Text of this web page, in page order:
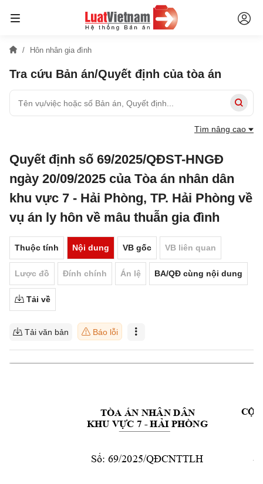
Hôn nhân gia đình
Tra cứu Bản án/Quyết định của tòa án
Tìm nâng cao
Quyết định số 69/2025/QĐST-HNGĐ
ngày 20/09/2025 của Tòa án nhân dân
khu vực 7 - Hải Phòng, TP. Hải Phòng về
vụ án ly hôn về mâu thuẫn gia đình
Thuộc tính Nội dung VB gốc VB liên quan
Lược đồ Đính chính Án lệ BA/QĐ cùng nội dung
Tải về
Tải văn bản Báo lỗi
TÒA ÁN NHÂN DÂN
KHU VỰC 7 - HẢI PHÒNG
Số: 69/2025/QĐCNTTLH